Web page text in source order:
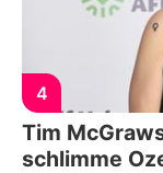
4
Tim
schlimme